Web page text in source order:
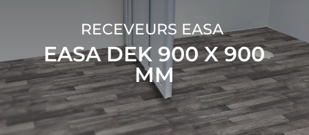
RECEVEURS EASA
EASA DEK 900 X 900
MM